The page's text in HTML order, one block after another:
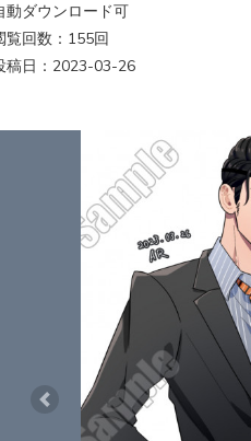
動ダウンロード可
覧回数：155回
稿日：2023-03-26
Previous